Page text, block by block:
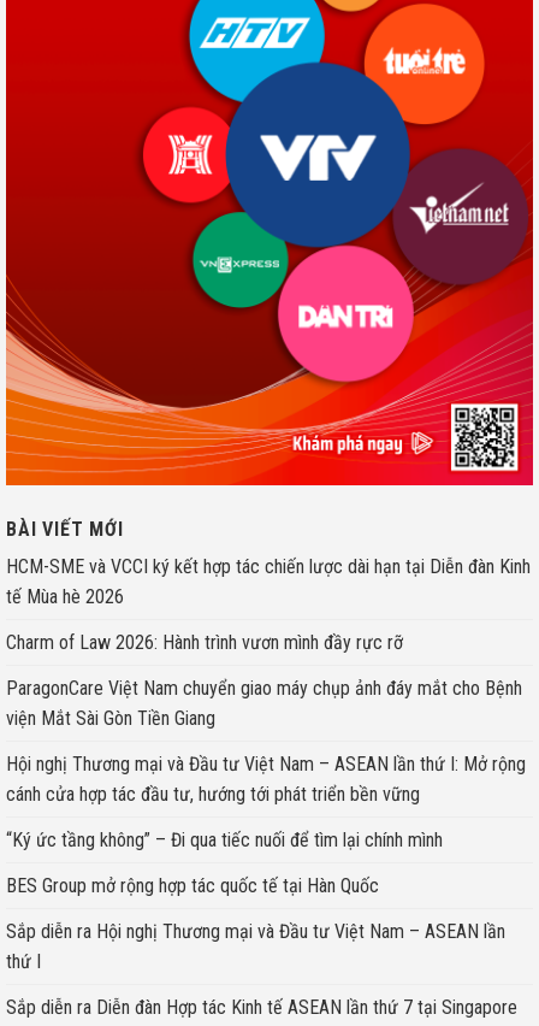
BÀI VIẾT MỚI
HCM-SME và VCCI ký kết hợp tác chiến lược dài hạn tại Diễn đàn Kinh
tế Mùa hè 2026
Charm of Law 2026: Hành trình vươn mình đầy rực rỡ
ParagonCare Việt Nam chuyển giao máy chụp ảnh đáy mắt cho Bệnh
viện Mắt Sài Gòn Tiền Giang
Hội nghị Thương mại và Đầu tư Việt Nam – ASEAN lần thứ I: Mở rộng
cánh cửa hợp tác đầu tư, hướng tới phát triển bền vững
“Ký ức tầng không” – Đi qua tiếc nuối để tìm lại chính mình
BES Group mở rộng hợp tác quốc tế tại Hàn Quốc
Sắp diễn ra Hội nghị Thương mại và Đầu tư Việt Nam – ASEAN lần
thứ I
Sắp diễn ra Diễn đàn Hợp tác Kinh tế ASEAN lần thứ 7 tại Singapore